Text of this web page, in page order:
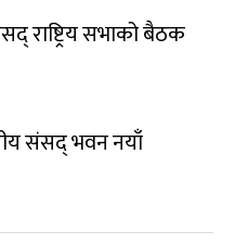
राष्ट्रिय सभाको बैठक
संसद् भवन नयाँ